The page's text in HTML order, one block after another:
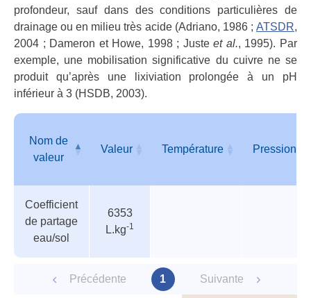
profondeur, sauf dans des conditions particulières de
drainage ou en milieu très acide (Adriano, 1986 ; ATSDR,
2004 ; Dameron et Howe, 1998 ; Justeet al., 1995). Par
exemple, une mobilisation significative du cuivre ne se
produit qu’après une lixiviation prolongée à un pH
inférieur à 3 (HSDB, 2003).
des
paramètres
Nom de
valeur
Valeur Température Pression
valeur
Coefficient
de partage
eau/sol
6353
L.kg-1
Précédente 1 Suivante